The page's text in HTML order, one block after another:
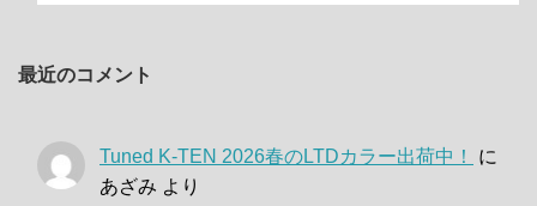
最近のコメント
Tuned K-TEN 2026春のLTDカラー出荷中！
に
あざみ より